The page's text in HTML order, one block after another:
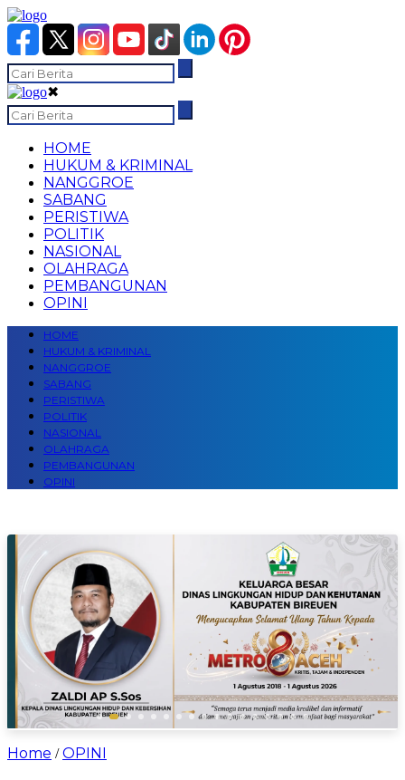
✖
HOME
HUKUM & KRIMINAL
NANGGROE
SABANG
PERISTIWA
POLITIK
NASIONAL
OLAHRAGA
PEMBANGUNAN
OPINI
HOME
HUKUM & KRIMINAL
NANGGROE
SABANG
PERISTIWA
POLITIK
NASIONAL
OLAHRAGA
PEMBANGUNAN
OPINI
Home /OPINI